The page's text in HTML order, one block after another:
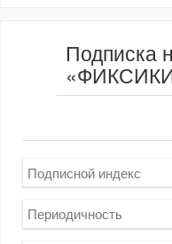
Подписка
Подписной индекс
Периодичность